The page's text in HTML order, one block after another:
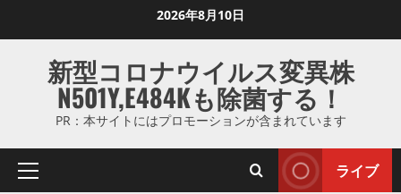
ス
ッ
2026年8月10日
新型コロナウイルス変異株
N501Y,E484Kも除菌する！
PR：本サイトにはプロモーションが含まれています
プ
ライブ